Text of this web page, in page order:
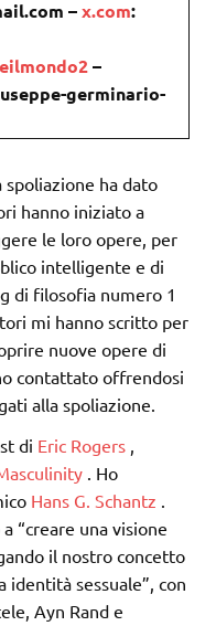
–x.com:
–
germinario-
spoliazione ha dato
hanno iniziato a
le loro opere, per
intelligente e di
di filosofia numero 1
mi hanno scritto per
nuove opere di
contattato offrendosi
alla spoliazione.
di Eric Rogers ,
. Ho
Hans G. Schantz .
“creare una visione
il nostro concetto
sessuale”, con
Ayn Rand e